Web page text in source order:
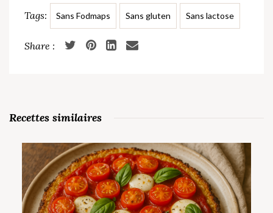
Tags: Sans Fodmaps Sans gluten Sans lactose
Recettes similaires